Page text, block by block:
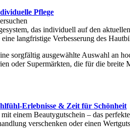
Pflege
das individuell auf den
langfristige Verbesserung des
sorgfältig ausgewählte Auswahl an
oder Supermärkten, die für die
Erlebnisse & Zeit für Schönheit
einem Beautygutschein – das
verschenken oder einen